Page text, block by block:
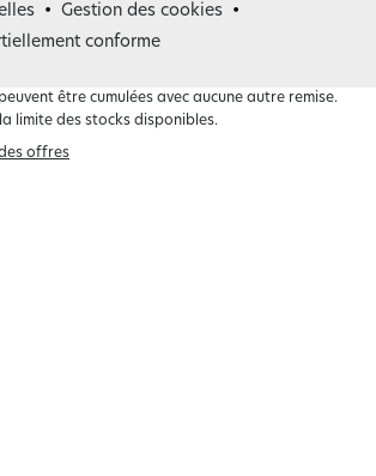
Gestion des cookies
conforme
être cumulées avec aucune autre remise.
limite des stocks disponibles.
offres